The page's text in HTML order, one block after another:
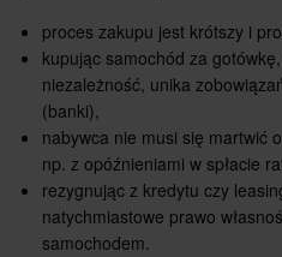
proces zakupu jest krótszy i
kupując samochód za
niezależność, unika
(banki),
nabywca nie musi się martwić
np. z opóźnieniami w spłacie
rezygnując z kredytu czy
natychmiastowe prawo
samochodem.